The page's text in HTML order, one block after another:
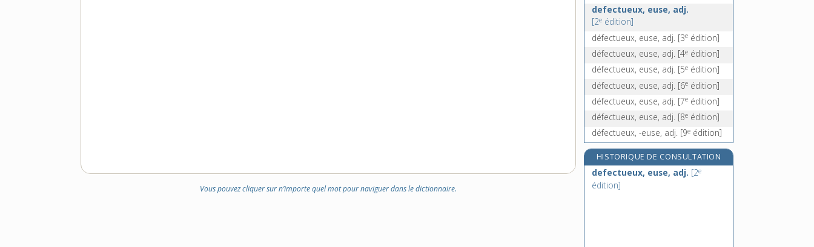
Vous pouvez cliquer sur n’importe quel mot pour naviguer dans le dictionnaire.
défenestrer, v. tr.
défens, n. m.
defectueux, euse, adj.
[2e édition]
défectueux, euse, adj. [3e édition]
défectueux, euse, adj. [4e édition]
défectueux, euse, adj. [5e édition]
défectueux, euse, adj. [6e édition]
défectueux, euse, adj. [7e édition]
défectueux, euse, adj. [8e édition]
défectueux, -euse, adj. [9e édition]
HISTORIQUE DE CONSULTATION
defectueux, euse, adj. [2e
édition]